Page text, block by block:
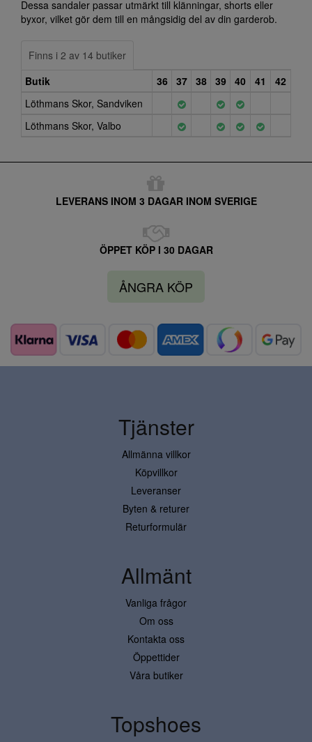
Dessa sandaler passar utmärkt till klänningar, shorts eller
byxor, vilket gör dem till en mångsidig del av din garderob.
Finns i 2 av 14 butiker
Butik
36 37 38 39 40 41
42
Löthmans Skor, Sandviken
Löthmans Skor, Valbo
LEVERANS INOM 3 DAGAR INOM SVERIGE
ÖPPET KÖP I 30 DAGAR
ÅNGRA KÖP
Tjänster
Allmänna villkor
Köpvillkor
Leveranser
Byten & returer
Returformulär
Allmänt
Vanliga frågor
Om oss
Kontakta oss
Öppettider
Våra butiker
Topshoes